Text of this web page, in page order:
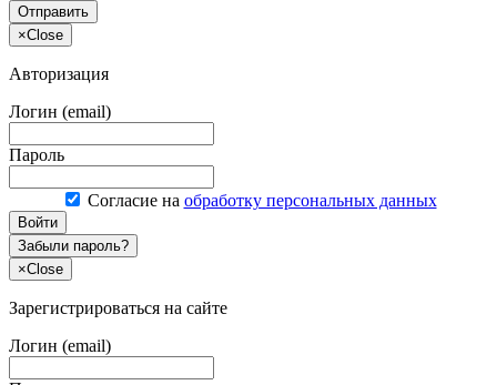
Отправить
×Close
Авторизация
Логин (email)
Пароль
Согласие на обработку персональных данных
Войти
Забыли пароль?
×Close
Зарегистрироваться на сайте
Логин (email)